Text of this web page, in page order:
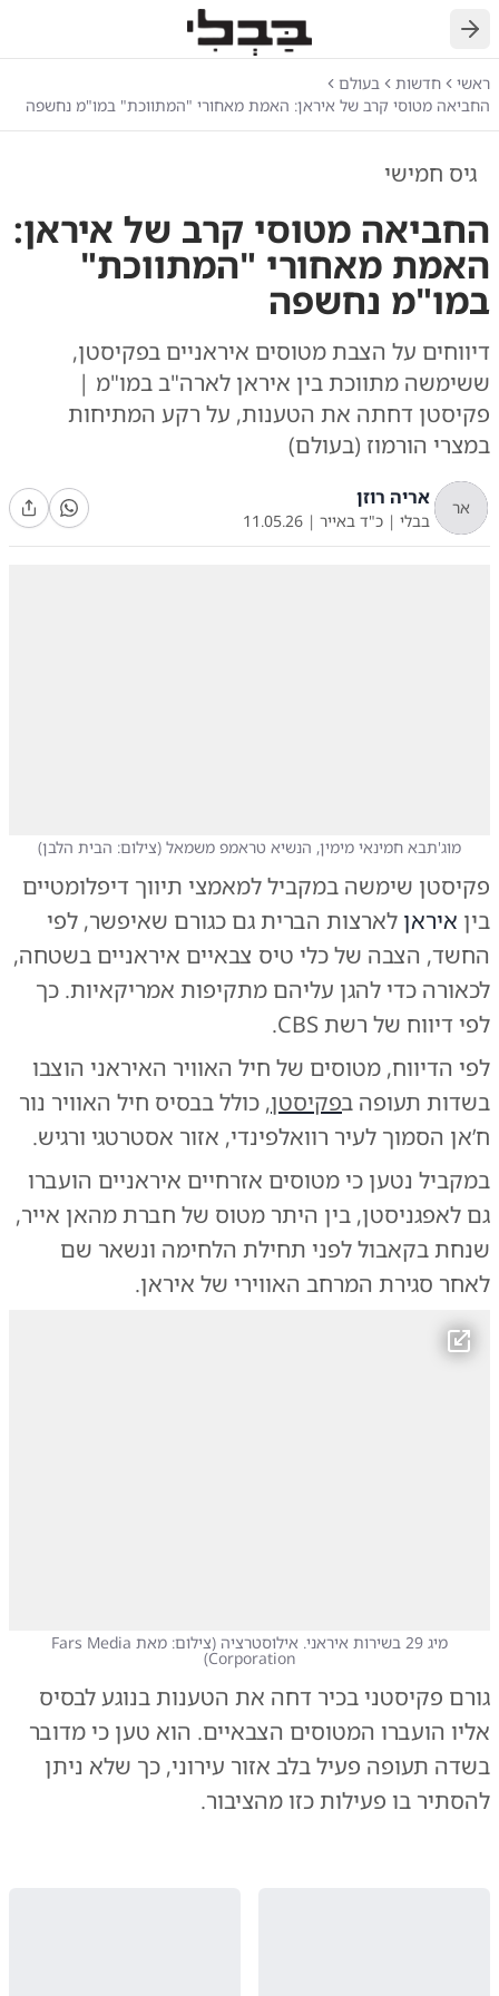
חזרה
ראשי חדשות
בעולם
החביאה מטוסי קרב של איראן: האמת מאחורי "המתווכת" במו"מ נחשפה
גיס חמישי
החביאה מטוסי קרב של איראן:
האמת מאחורי "המתווכת"
במו"מ נחשפה
דיווחים על הצבת מטוסים איראניים בפקיסטן,
ששימשה מתווכת בין איראן לארה"ב במו"מ |
פקיסטן דחתה את הטענות, על רקע המתיחות
במצרי הורמוז (בעולם)
אר אריה רוזן
בבלי | כ"ד באייר |
11.05.26
מוג'תבא חמינאי מימין, הנשיא טראמפ משמאל (צילום: הבית הלבן)
פקיסטן שימשה במקביל למאמצי תיווך דיפלומטיים
בין איראן לארצות הברית גם כגורם שאיפשר, לפי
החשד, הצבה של כלי טיס צבאיים איראניים בשטחה,
לכאורה כדי להגן עליהם מתקיפות אמריקאיות. כך
לפי דיווח של רשת CBS.
לפי הדיווח, מטוסים של חיל האוויר האיראני הוצבו
בשדות תעופה בפקיסטן, כולל בבסיס חיל האוויר נור
ח’אן הסמוך לעיר רוואלפינדי, אזור אסטרטגי ורגיש.
במקביל נטען כי מטוסים אזרחיים איראניים הועברו
גם לאפגניסטן, בין היתר מטוס של חברת מהאן אייר,
שנחת בקאבול לפני תחילת הלחימה ונשאר שם
לאחר סגירת המרחב האווירי של איראן.
מיג 29 בשירות איראני. אילוסטרציה ( צילום: מאת Fars Media
Corporation
)
גורם פקיסטני בכיר דחה את הטענות בנוגע לבסיס
אליו הועברו המטוסים הצבאיים. הוא טען כי מדובר
בשדה תעופה פעיל בלב אזור עירוני, כך שלא ניתן
להסתיר בו פעילות כזו מהציבור.